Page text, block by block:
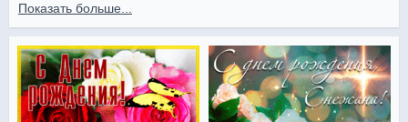
поздравление особенным.
На OtkritkiOk.ru собраны открытки с Днём Рождения Снежаны
– трогательные изображения, праздничные символы и
искренние пожелания. Их можно скачать бесплатно и легко
отправить онлайн.
Показать больше...